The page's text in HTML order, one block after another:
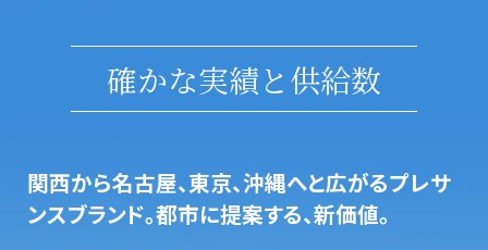
確かな実績と供給数
関西から名古屋、東京、沖縄へと広がるプレサ
ンスブランド。都市に提案する、新価値。